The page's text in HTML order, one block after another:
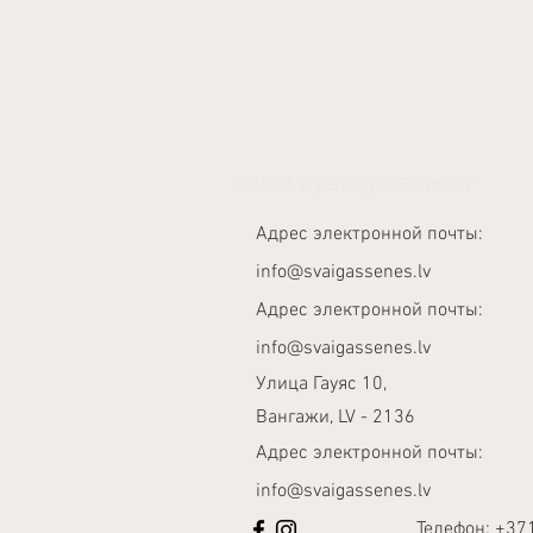
Адрес электронной почты:
info@svaigassenes.lv
Адрес электронной почты:
info@svaigassenes.lv
Улица Гауяс 10,
Вангажи, LV - 2136
Адрес электронной почты:
info@svaigassenes.lv